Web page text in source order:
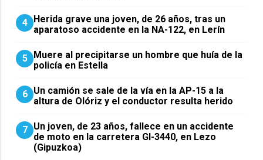
4 Herida grave una joven, de 26 años, tras un
aparatoso accidente en la NA-122, en Lerín
5 Muere al precipitarse un hombre que huía de la
policía en Estella
6 Un camión se sale de la vía en la AP-15 a la
altura de Olóriz y el conductor resulta herido
7 Un joven, de 23 años, fallece en un accidente
de moto en la carretera GI-3440, en Lezo
(Gipuzkoa)